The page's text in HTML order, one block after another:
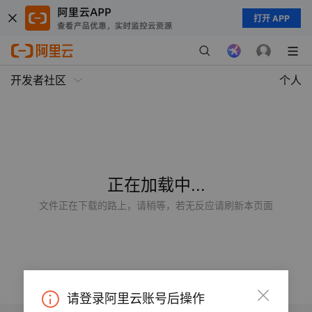
打开 APP
开发者社区 个人
正在加载中...
文件正在下载的路上，请稍等，若无反应请刷新本页面
请登录阿里云账号后操作